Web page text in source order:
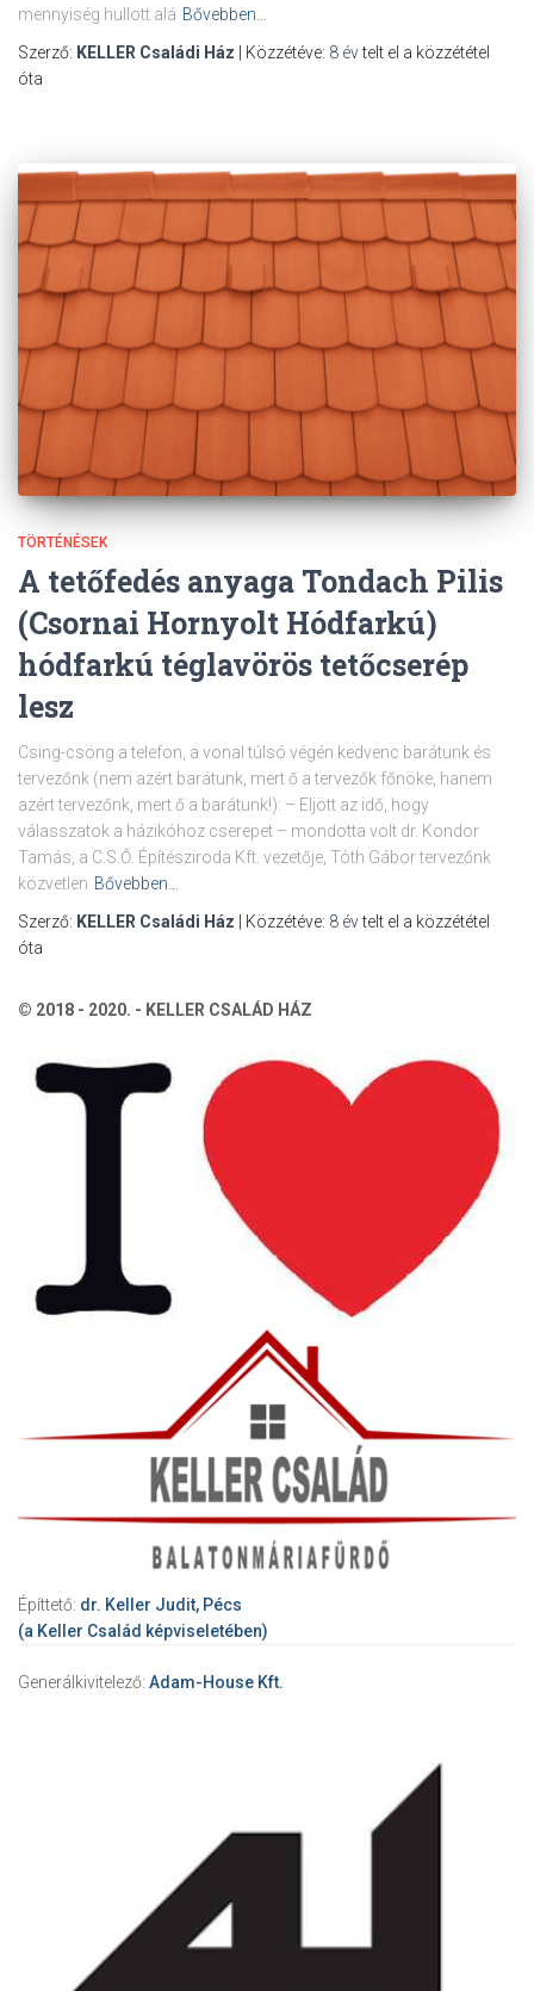
mennyiség hullott alá Bővebben…
Szerző: KELLER Családi Ház | Közzétéve: 8 évtelt el a közzététel
óta
TÖRTÉNÉSEK
A tetőfedés anyaga Tondach Pilis
(Csornai Hornyolt Hódfarkú)
hódfarkú téglavörös tetőcserép
lesz
Csing-csöng a telefon, a vonal túlsó végén kedvenc barátunk és
tervezőnk (nem azért barátunk, mert ő a tervezők főnöke, hanem
azért tervezőnk, mert ő a barátunk!): – Eljött az idő, hogy
válasszatok a házikóhoz cserepet – mondotta volt dr. Kondor
Tamás, a C.S.Ő. Építésziroda Kft. vezetője, Tóth Gábor tervezőnk
közvetlen Bővebben…
Szerző: KELLER Családi Ház | Közzétéve: 8 évtelt el a közzététel
óta
© 2018 - 2020. - KELLER CSALÁD HÁZ
Építtető: dr. Keller Judit, Pécs
(a Keller Család képviseletében)
Generálkivitelező: Adam-House Kft.